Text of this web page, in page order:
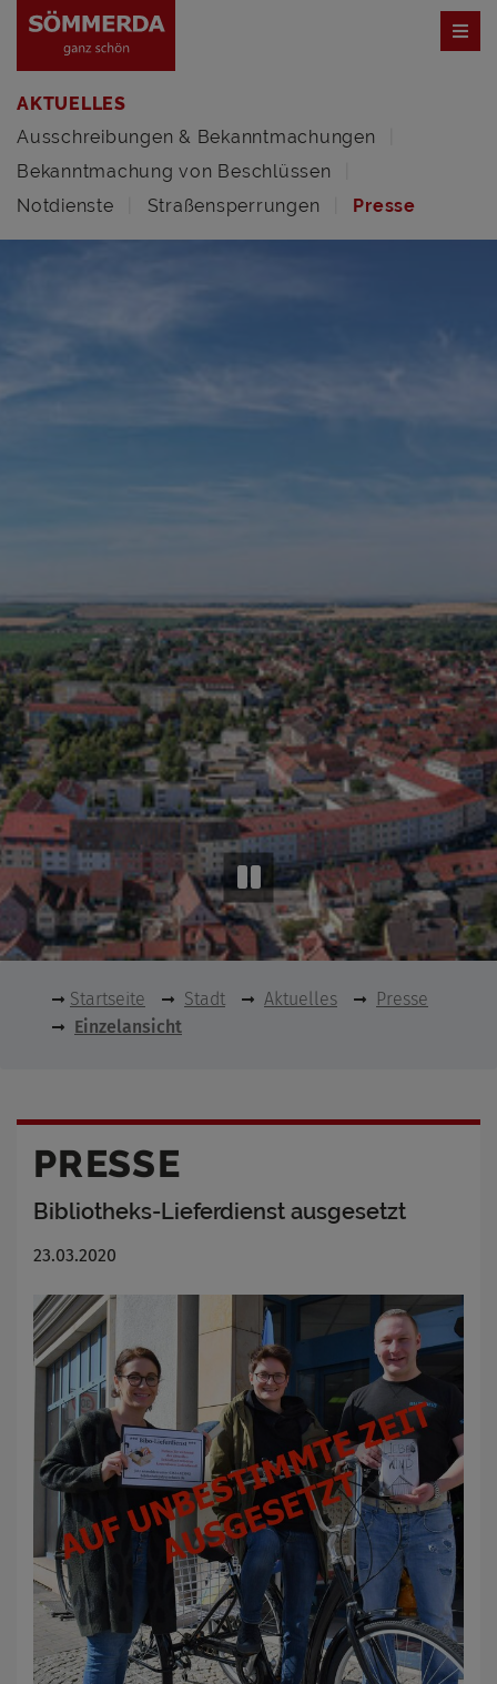
AKTUELLES
Ausschreibungen & Bekanntmachungen
Bekanntmachung von Beschlüssen
Notdienste
Straßensperrungen Presse
Startseite Stadt Aktuelles
Presse
Einzelansicht
PRESSE
Bibliotheks-Lieferdienst ausgesetzt
23.03.2020